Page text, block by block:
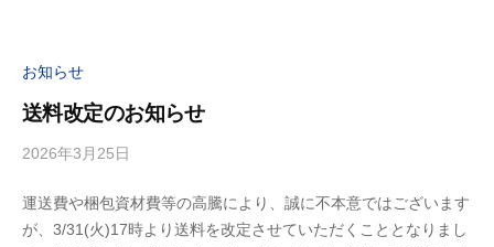
お知らせ
送料改定のお知らせ
2026年3月25日
ビ
ル
運送費や梱包資材費等の高騰により、誠に不本意ではございます
が、3/31(火)17時より送料を改定させていただくこととなりまし